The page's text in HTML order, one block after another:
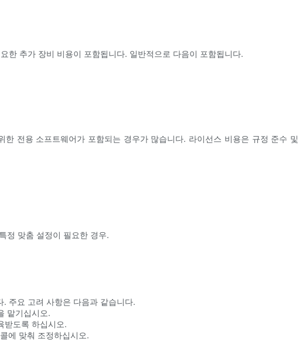
한 추가 장비 비용이 포함됩니다. 일반적으로 다음이 포함됩니다.
전용 소프트웨어가 포함되는 경우가 많습니다. 라이선스 비용은 규정 준수 및
정 맞춤 설정이 필요한 경우.
주요 고려 사항은 다음과 같습니다.
맡기십시오.
받도록 하십시오.
에 맞춰 조정하십시오.